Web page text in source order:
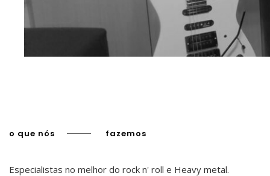
o que nós fazemos
Especialistas no melhor do rock n' roll e Heavy metal.